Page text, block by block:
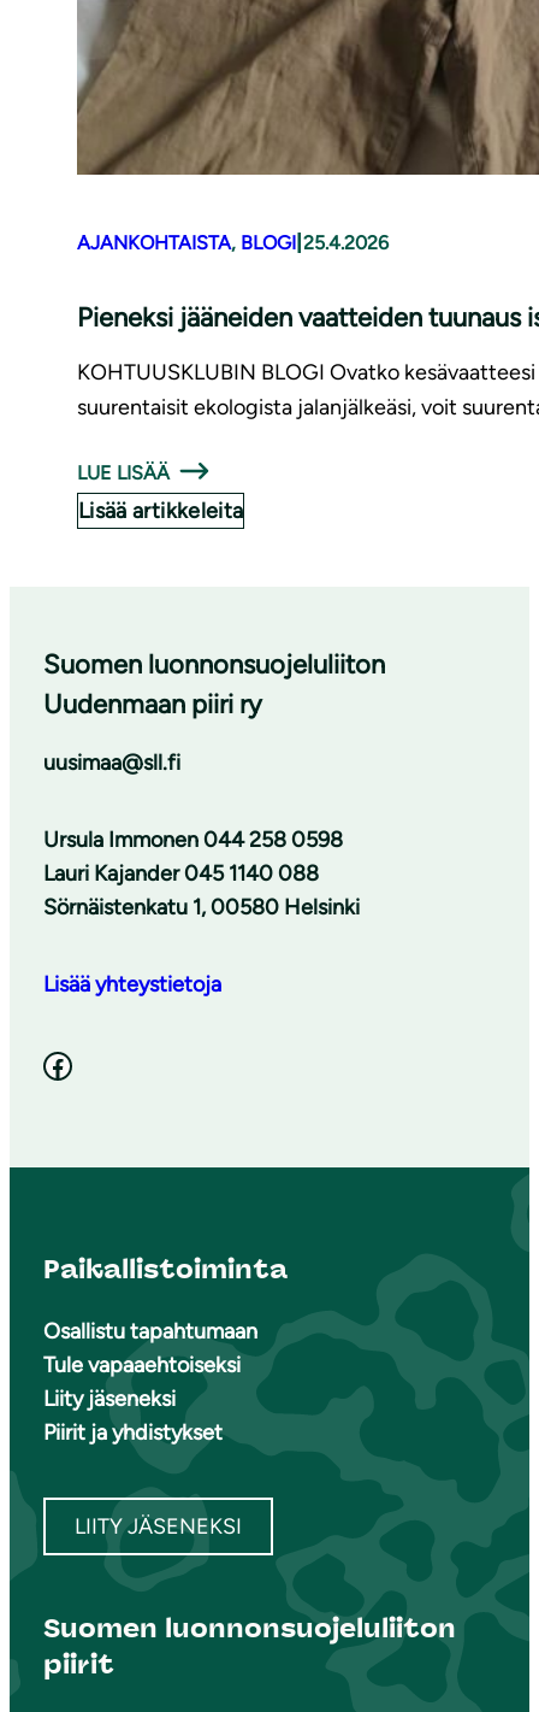
AJANKOHTAISTA, BLOGI 25.4.2026
Pieneksi jääneiden vaatteiden tuunaus
KOHTUUSKLUBIN BLOGI Ovatko
suurentaisit ekologista jalanjälkeäsi, voit
LUE LISÄÄ
Lisää artikkeleita
Suomen luonnonsuojeluliiton
Uudenmaan piiri ry
uusimaa@sll.fi
Ursula Immonen 044 258 0598
Lauri Kajander 045 1140 088
Sörnäistenkatu 1, 00580 Helsinki
Lisää yhteystietoja
Facebook
Paikallistoiminta
Osallistu tapahtumaan
Tule vapaaehtoiseksi
Liity jäseneksi
Piirit ja yhdistykset
LIITY JÄSENEKSI
Suomen luonnonsuojeluliiton
piirit